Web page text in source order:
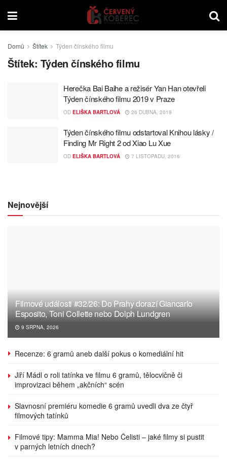
Domů Štítek Týden čínského filmu
Štítek: Týden čínského filmu
Herečka Bai Baihe a režisér Yan Han otevřeli
Týden čínského filmu 2019 v Praze
OD ELIŠKA BARTLOVÁ 26 DUBNA, 2019
Týden čínského filmu odstartoval Knihou lásky /
Finding Mr Right 2 od Xiao Lu Xue
OD ELIŠKA BARTLOVÁ 7 LISTOPADU, 2016
Nejnovější
Filmové události #32/26: Do Prahy dorazí Giancarlo
Esposito, Toni Collette nebo Dolph Lundgren
9 SRPNA, 2026
Recenze: 6 gramů aneb další pokus o komediální hit
Jiří Mádl o roli tatínka ve filmu 6 gramů, tělocvičně či
improvizaci během „akčních“ scén
Slavnosní premiéru komedie 6 gramů uvedli dva ze čtyř
filmových tatínků
Filmové tipy: Mamma Mia! Nebo Čelisti – jaké filmy si pustit
v parných letních dnech?